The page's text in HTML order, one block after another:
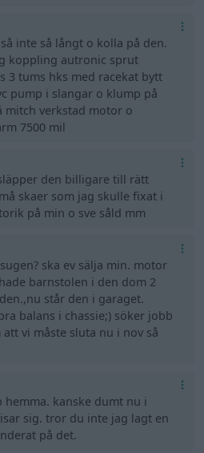
inte så långt o kolla på den.
koppling autronic sprut
3 tums hks med racekat bytt
pump i slangar o klump på
mitch verkstad motor o
7500 mil
den billigare till rätt
skaer som jag skulle fixat i
på min o sve såld mm
ska ev sälja min. motor
barnstolen i den dom 2
står den i garaget.
balans i chassie;) söker jobb
vi måste sluta nu i nov så
kanske dumt nu i
sig. tror du inte jag lagt en
på det.